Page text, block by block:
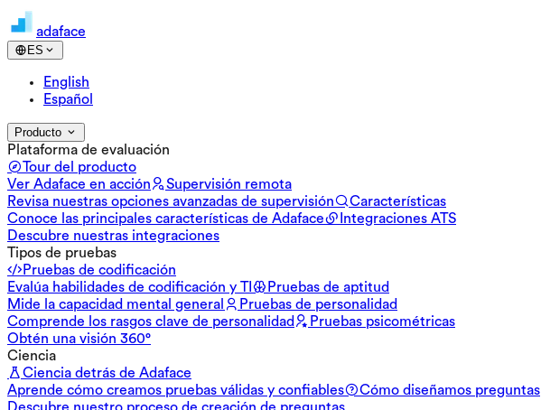
adaface
ES
English
Español
Producto
Plataforma de evaluación
Tour del producto
Ver Adaface en acción
Supervisión remota
Revisa nuestras opciones avanzadas de supervisión
Características
Conoce las principales características de Adaface
Integraciones ATS
Descubre nuestras integraciones
Tipos de pruebas
Pruebas de codificación
Evalúa habilidades de codificación y TI
Pruebas de aptitud
Mide la capacidad mental general
Pruebas de personalidad
Comprende los rasgos clave de personalidad
Pruebas psicométricas
Obtén una visión 360°
Ciencia
Ciencia detrás de Adaface
Aprende cómo creamos pruebas válidas y confiables
Cómo diseñamos preguntas